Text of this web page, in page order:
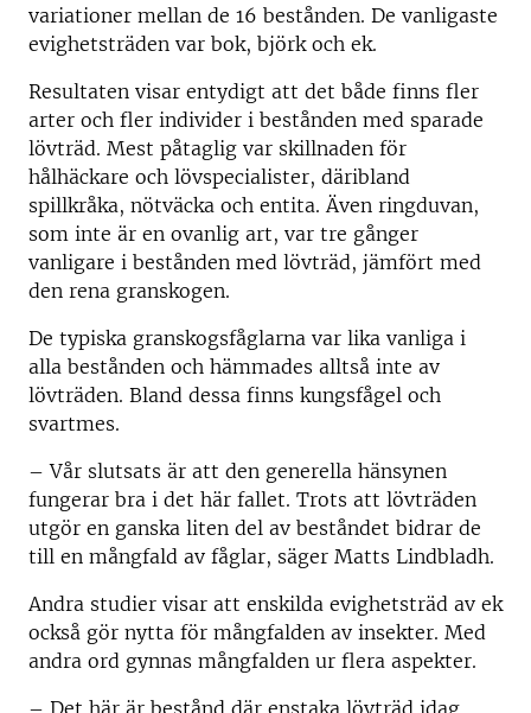
variationer mellan de 16 bestånden. De vanligaste
evighetsträden var bok, björk och ek.
Resultaten visar entydigt att det både finns fler
arter och fler individer i bestånden med sparade
lövträd. Mest påtaglig var skillnaden för
hålhäckare och lövspecialister, däribland
spillkråka, nötväcka och entita. Även ringduvan,
som inte är en ovanlig art, var tre gånger
vanligare i bestånden med lövträd, jämfört med
den rena granskogen.
De typiska granskogsfåglarna var lika vanliga i
alla bestånden och hämmades alltså inte av
lövträden. Bland dessa finns kungsfågel och
svartmes.
– Vår slutsats är att den generella hänsynen
fungerar bra i det här fallet. Trots att lövträden
utgör en ganska liten del av beståndet bidrar de
till en mångfald av fåglar, säger Matts Lindbladh.
Andra studier visar att enskilda evighetsträd av ek
också gör nytta för mångfalden av insekter. Med
andra ord gynnas mångfalden ur flera aspekter.
– Det här är bestånd där enstaka lövträd idag